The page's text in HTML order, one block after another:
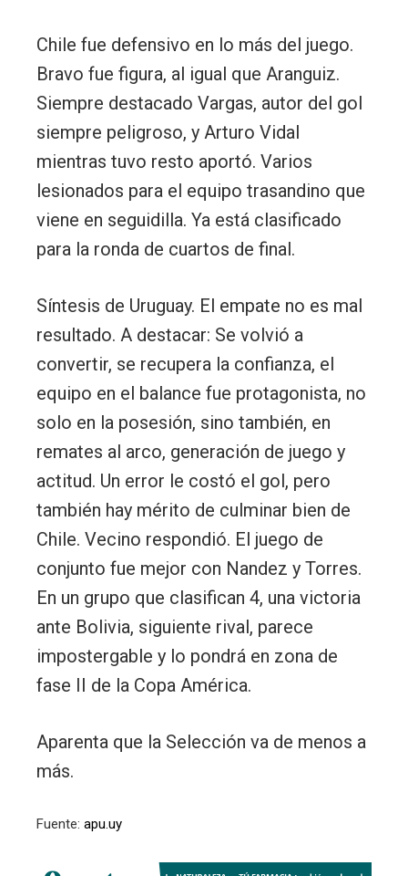
Chile fue defensivo en lo más del juego.
Bravo fue figura, al igual que Aranguiz.
Siempre destacado Vargas, autor del gol
siempre peligroso, y Arturo Vidal
mientras tuvo resto aportó. Varios
lesionados para el equipo trasandino que
viene en seguidilla. Ya está clasificado
para la ronda de cuartos de final.
Síntesis de Uruguay. El empate no es mal
resultado. A destacar: Se volvió a
convertir, se recupera la confianza, el
equipo en el balance fue protagonista, no
solo en la posesión, sino también, en
remates al arco, generación de juego y
actitud. Un error le costó el gol, pero
también hay mérito de culminar bien de
Chile. Vecino respondió. El juego de
conjunto fue mejor con Nandez y Torres.
En un grupo que clasifican 4, una victoria
ante Bolivia, siguiente rival, parece
impostergable y lo pondrá en zona de
fase II de la Copa América.
Aparenta que la Selección va de menos a
más.
Fuente: apu.uy